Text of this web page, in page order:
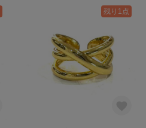
残り1点